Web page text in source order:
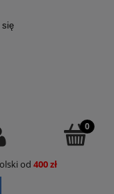
się
od 400 zł